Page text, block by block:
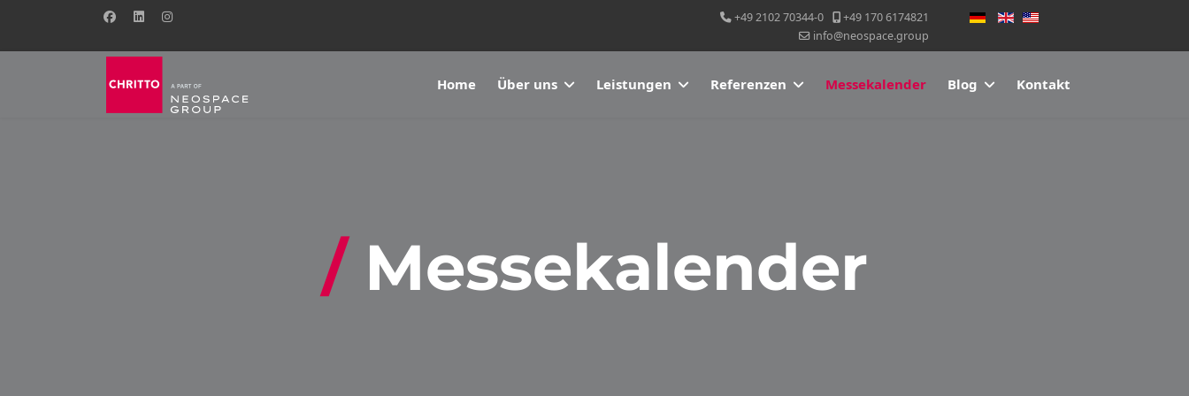
+49 2102 70344-0
+49 170 6174821
info@neospace.group
Sprache auswählen
Home Über uns Leistungen Referenzen Messekalender Blog Kontakt
Messekalender